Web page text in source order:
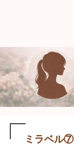
ミラベル⑦